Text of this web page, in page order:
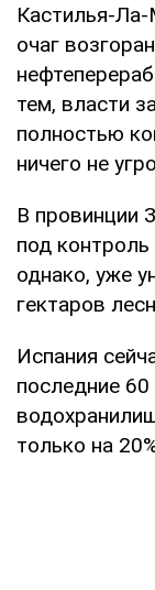
Кастилья-
очаг
тем, власти
полностью
ничего не
В провинции
под контроль
однако, уже
гектаров
Испания
последние
только на